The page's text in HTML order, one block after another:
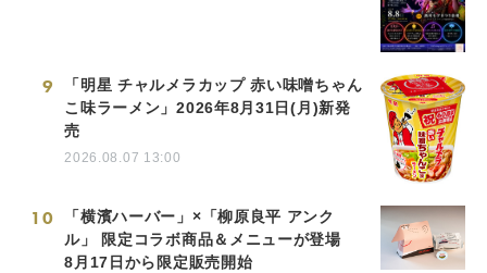
9
「明星 チャルメラカップ 赤い味噌ちゃん
こ味ラーメン」2026年8月31日(月)新発
売
2026.08.07 13:00
10
「横濱ハーバー」×「柳原良平 アンク
ル」 限定コラボ商品＆メニューが登場
8月17日から限定販売開始